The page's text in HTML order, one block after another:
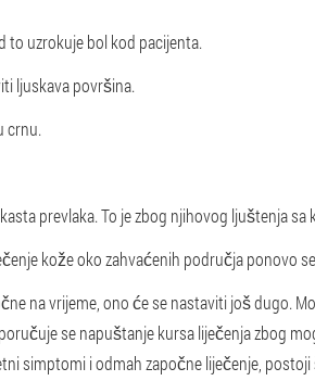
to uzrokuje bol kod pacijenta.
ljuskava površina.
crnu.
prevlaka. To je zbog njihovog ljuštenja sa
kože oko zahvaćenih područja ponovo
na vrijeme, ono će se nastaviti još dugo.
se napuštanje kursa liječenja zbog
simptomi i odmah započne liječenje,